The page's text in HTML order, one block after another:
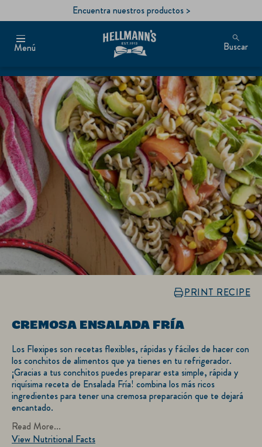
Encuentra nuestros productos >
Menú Buscar
PRINT RECIPE
CREMOSA ENSALADA FRÍA
Los Flexipes son recetas flexibles, rápidas y fáciles de hacer con
los conchitos de alimentos que ya tienes en tu refrigerador.
¡Gracias a tus conchitos puedes preparar esta simple, rápida y
riquísima receta de Ensalada Fría! combina los más ricos
ingredientes para tener una cremosa preparación que te dejará
encantado.
Read More...
View Nutritional Facts